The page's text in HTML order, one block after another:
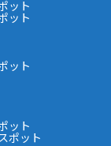
ット
ット
ット
ット
ポット